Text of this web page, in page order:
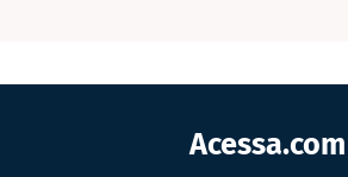
Acessa.com